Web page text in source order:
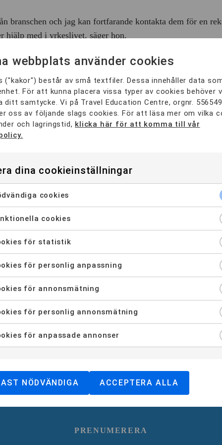
branschen och jag kan fortfarande kontakta dem för en
hjälp med i yrkeslivet, säger hon.
med praktik och utbildningarna har upp till 24 veckors LIA.
så även de som är mer praktiskt lagda passar in bra
TEC, och kanske framför allt till de som inte gillar
klass som inte såg sig själv som ”pluggmänniskor”
alla som gillar ”learning by doing” att gå hos TEC – den
mer om de olika utbildningarna.
Dela sidan på sociala medier
Håll dig uppdaterad!
att mina uppgifter lagras.Läs mer om vår hantering av data
webbplats använder cookies
("kakor") består av små textfiler. Dessa innehåller data
För att kunna placera vissa typer av cookies behöver
ditt samtycke. Vi på Travel Education Centre, orgnr.
oss av följande slags cookies. För att läsa mer om vilka
och lagringstid, klicka här för att komma till vår
dina cookieinställningar
cookies
cookies
för statistik
för personlig anpassning
för annonsmätning
för personlig annonsmätning
för anpassade annonser
NÖDVÄNDIGA ACCEPTERA ALLA